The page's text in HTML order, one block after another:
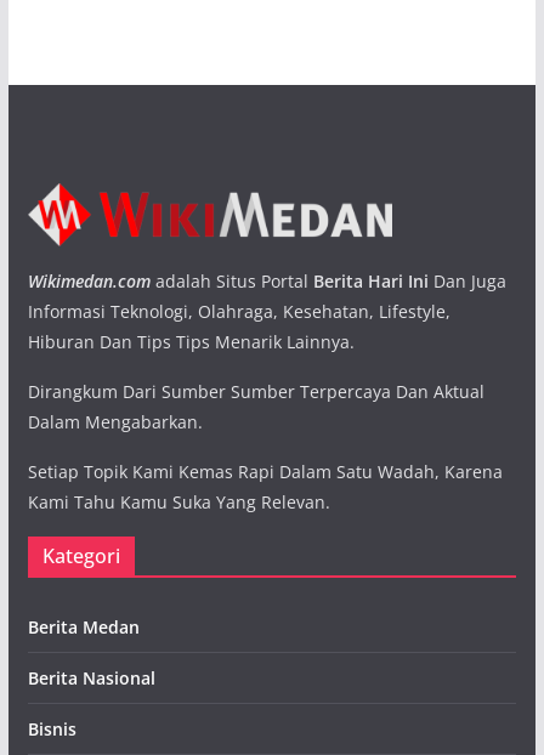
Wikimedan.comadalah Situs Portal Berita Hari Ini Dan Juga
Informasi Teknologi, Olahraga, Kesehatan, Lifestyle,
Hiburan Dan Tips Tips Menarik Lainnya.
Dirangkum Dari Sumber Sumber Terpercaya Dan Aktual
Dalam Mengabarkan.
Setiap Topik Kami Kemas Rapi Dalam Satu Wadah, Karena
Kami Tahu Kamu Suka Yang Relevan.
Kategori
Berita Medan
Berita Nasional
Bisnis